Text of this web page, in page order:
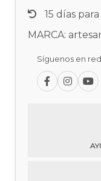
15 días
MARCA:
Síguenos en